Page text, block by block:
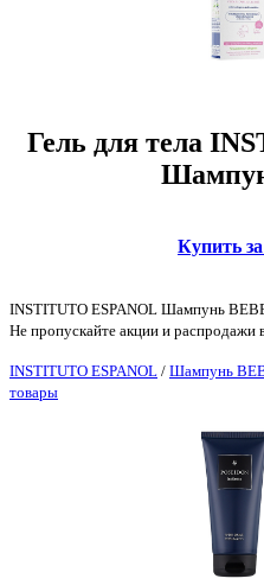
Гель для тела
Купить
INSTITUTO ESPANOL Шампунь
Не пропускайте акции и распродажи
INSTITUTO ESPANOL / Шампунь
товары